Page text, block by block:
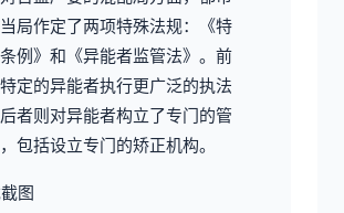
局作定了两项特殊法规：《特
例》和《异能者监管法》。前
定的异能者执行更广泛的执法
者则对异能者构立了专门的管
包括设立专门的矫正机构。